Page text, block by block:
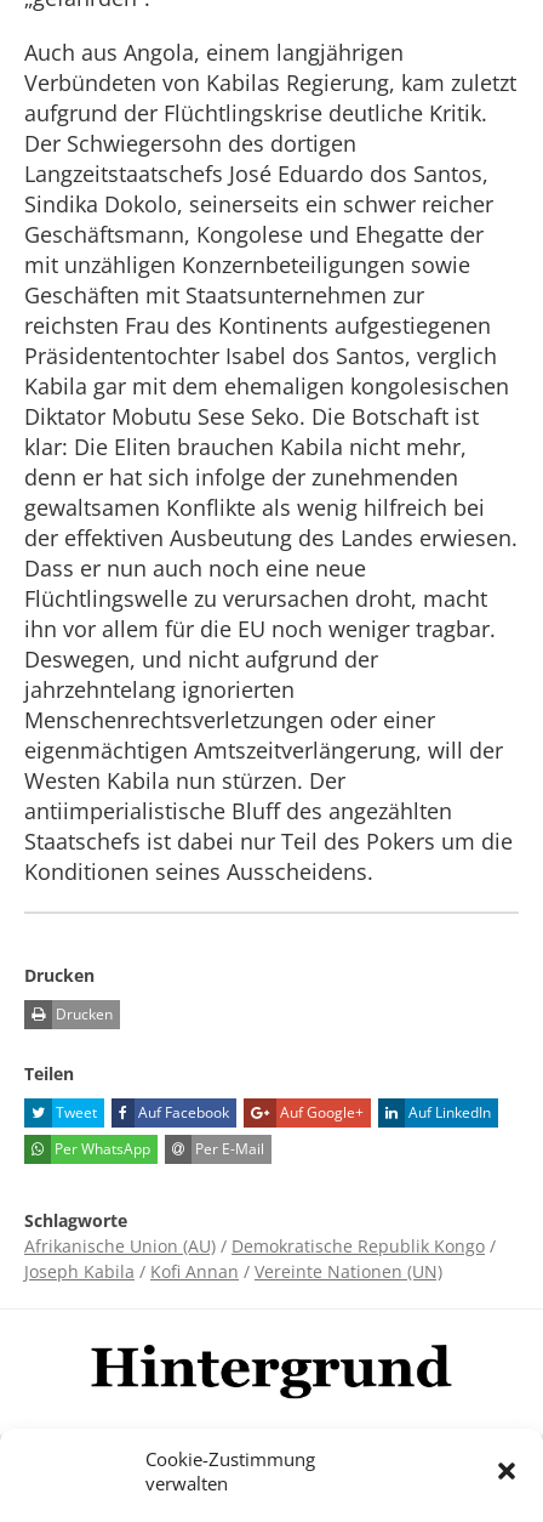
Cookie-Zustimmung
verwalten
Auch aus Angola, einem langjährigen
Verbündeten von Kabilas Regierung, kam zuletzt
aufgrund der Flüchtlingskrise deutliche Kritik.
Der Schwiegersohn des dortigen
Langzeitstaatschefs José Eduardo dos Santos,
Sindika Dokolo, seinerseits ein schwer reicher
Geschäftsmann, Kongolese und Ehegatte der
mit unzähligen Konzernbeteiligungen sowie
Geschäften mit Staatsunternehmen zur
reichsten Frau des Kontinents aufgestiegenen
Präsidententochter Isabel dos Santos, verglich
Kabila gar mit dem ehemaligen kongolesischen
Diktator Mobutu Sese Seko. Die Botschaft ist
klar: Die Eliten brauchen Kabila nicht mehr,
denn er hat sich infolge der zunehmenden
gewaltsamen Konflikte als wenig hilfreich bei
der effektiven Ausbeutung des Landes erwiesen.
Dass er nun auch noch eine neue
Flüchtlingswelle zu verursachen droht, macht
ihn vor allem für die EU noch weniger tragbar.
Deswegen, und nicht aufgrund der
jahrzehntelang ignorierten
Menschenrechtsverletzungen oder einer
eigenmächtigen Amtszeitverlängerung, will der
Westen Kabila nun stürzen. Der
antiimperialistische Bluff des angezählten
Staatschefs ist dabei nur Teil des Pokers um die
Konditionen seines Ausscheidens.
Drucken
Drucken
Teilen
Tweet Auf Facebook Auf Google+
Auf LinkedIn
Per WhatsApp
Per E-Mail
Schlagworte
Afrikanische Union (AU) / Demokratische Republik Kongo /
Joseph Kabila / Kofi Annan / Vereinte Nationen (UN)